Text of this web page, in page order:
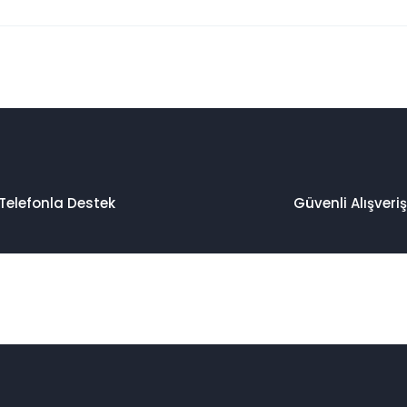
Telefonla Destek Güvenli Alışveriş